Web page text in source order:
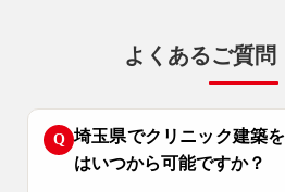
よくあるご質問
Q 埼玉県でクリニック建築
はいつから可能ですか？